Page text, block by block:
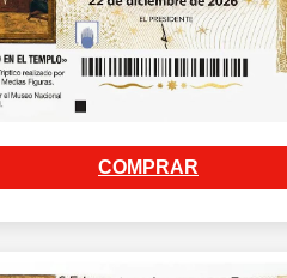
COMPRAR